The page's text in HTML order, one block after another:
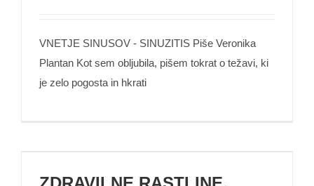
VNETJE SINUSOV - SINUZITIS Piše Veronika
Plantan Kot sem obljubila, pišem tokrat o težavi, ki
je zelo pogosta in hkrati
PRIPADNOST PLANETOM IN POVEZANOSTI